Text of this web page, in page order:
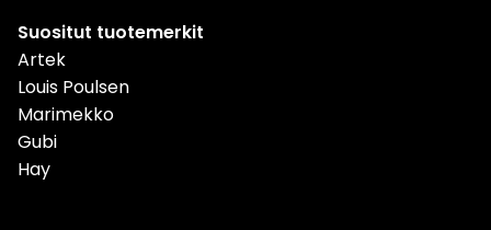
Suositut tuotemerkit
Artek
Louis Poulsen
Marimekko
Gubi
Hay